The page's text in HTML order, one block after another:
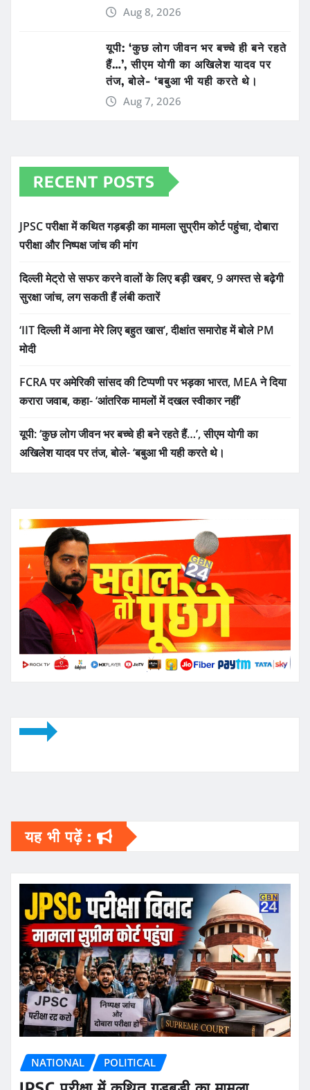
Aug 8, 2026
यूपी: ‘कुछ लोग जीवन भर बच्चे ही बने रहते
हैं…’, सीएम योगी का अखिलेश यादव पर
तंज, बोले- ‘बबुआ भी यही करते थे।
Aug 7, 2026
RECENT POSTS
JPSC परीक्षा में कथित गड़बड़ी का मामला सुप्रीम कोर्ट पहुंचा, दोबारा
परीक्षा और निष्पक्ष जांच की मांग
दिल्ली मेट्रो से सफर करने वालों के लिए बड़ी खबर, 9 अगस्त से बढ़ेगी
सुरक्षा जांच, लग सकती हैं लंबी कतारें
‘IIT दिल्ली में आना मेरे लिए बहुत खास’, दीक्षांत समारोह में बोले PM
मोदी
FCRA पर अमेरिकी सांसद की टिप्पणी पर भड़का भारत, MEA ने दिया
करारा जवाब, कहा- ‘आंतरिक मामलों में दखल स्वीकार नहीं’
यूपी: ‘कुछ लोग जीवन भर बच्चे ही बने रहते हैं…’, सीएम योगी का
अखिलेश यादव पर तंज, बोले- ‘बबुआ भी यही करते थे।
यह भी पढ़ें :
NATIONAL POLITICAL